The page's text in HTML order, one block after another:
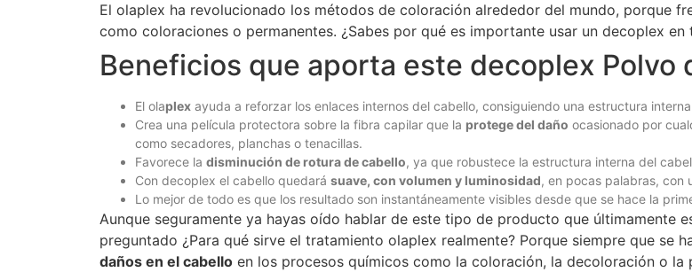
El olaplex ha revolucionado los métodos de coloración alrededor del mundo, porque
como coloraciones o permanentes. ¿Sabes por qué es importante usar un decoplex
Beneficios que aporta este decoplex
El olaplex ayuda a reforzar los enlaces internos del cabello, consiguiendo una estructura
Crea una película protectora sobre la fibra capilar que la protege del daño ocasionado por
como secadores, planchas o tenacillas.
Favorece la disminución de rotura de cabello, ya que robustece la estructura interna del
Con decoplex el cabello quedará suave, con volumen y luminosidad, en pocas palabras, con
Lo mejor de todo es que los resultado son instantáneamente visibles desde que se hace la
Aunque seguramente ya hayas oído hablar de este tipo de producto que últimamente
preguntado ¿Para qué sirve el tratamiento olaplex realmente? Porque siempre que se
daños en el cabello en los procesos químicos como la coloración, la decoloración o